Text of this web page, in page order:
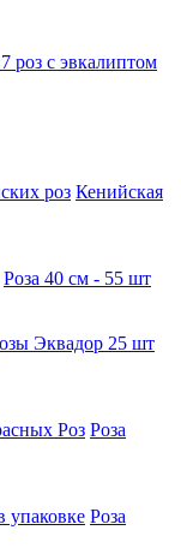
роз с эвкалиптом
роз Кенийская
Роза 40 см - 55 шт
Эквадор 25 шт
Роз Роза
упаковке Роза